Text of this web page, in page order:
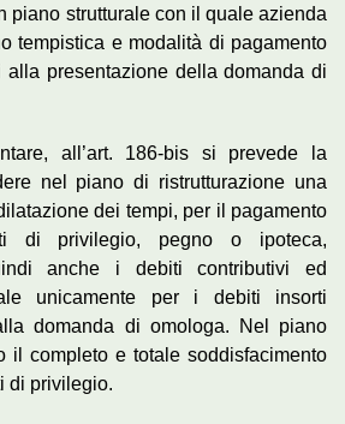
piano strutturale con il quale azienda
tempistica e modalità di pagamento
alla presentazione della domanda di
all’art. 186-bis si prevede la
nel piano di ristrutturazione una
dei tempi, per il pagamento
di privilegio, pegno o ipoteca,
anche i debiti contributivi ed
unicamente per i debiti insorti
domanda di omologa. Nel piano
il completo e totale soddisfacimento
di privilegio.